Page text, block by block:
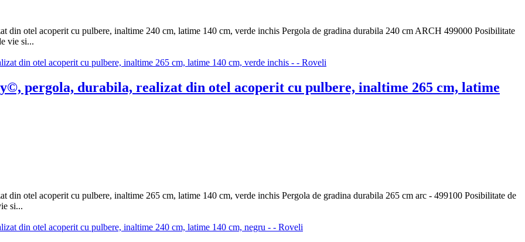
din otel acoperit cu pulbere, inaltime 240 cm, latime 140 cm, verde inchis Pergola de gradina durabila 240 cm ARCH 499000 Posibilitate
vie si...
pergola, durabila, realizat din otel acoperit cu pulbere, inaltime 265 cm, latime
din otel acoperit cu pulbere, inaltime 265 cm, latime 140 cm, verde inchis Pergola de gradina durabila 265 cm arc - 499100 Posibilitate de
si...